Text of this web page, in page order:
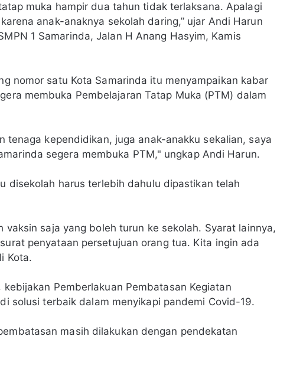
muka hampir dua tahun tidak terlaksana. Apalagi
anak-anaknya sekolah daring,” ujar Andi Harun
1 Samarinda, Jalan H Anang Hasyim, Kamis
nomor satu Kota Samarinda itu menyampaikan kabar
membuka Pembelajaran Tatap Muka (PTM) dalam
tenaga kependidikan, juga anak-anakku sekalian, saya
segera membuka PTM," ungkap Andi Harun.
disekolah harus terlebih dahulu dipastikan telah
vaksin saja yang boleh turun ke sekolah. Syarat lainnya,
penyataan persetujuan orang tua. Kita ingin ada
Kota.
Pemberlakuan Pembatasan Kegiatan
solusi terbaik dalam menyikapi pandemi Covid-19.
masih dilakukan dengan pendekatan